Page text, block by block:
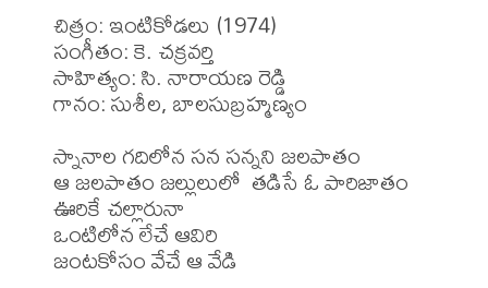
చిత్రం: ఇంటికోడలు (1974)
సంగీతం: కె. చక్రవర్తి
సాహిత్యం: సి. నారాయణ రెడ్డి
గానం: సుశీల, బాలసుబ్రహ్మణ్యం
స్నానాల గదిలోన సన సన్నని జలపాతం
ఆ జలపాతం జల్లులులో  తడిసే ఓ పారిజాతం
ఊరికే చల్లారునా
ఒంటిలోన లేచే ఆవిరి
జంటకోసం వేచే ఆ వేడి